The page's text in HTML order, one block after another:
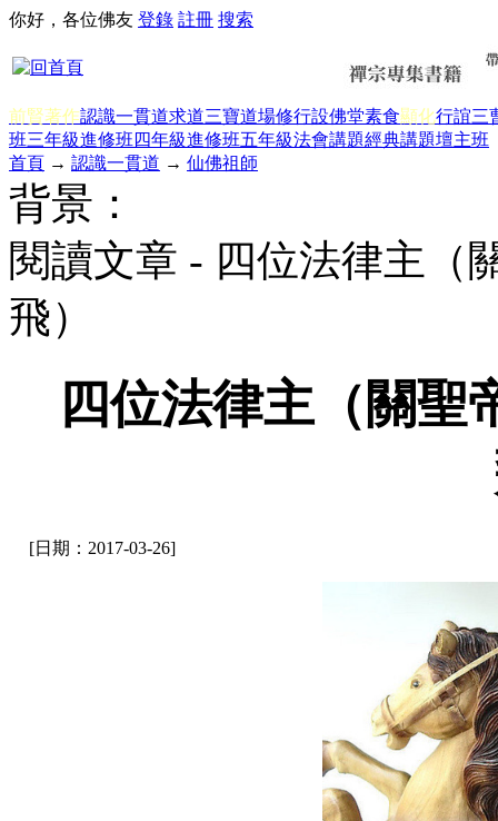
你好，各位佛友 登錄 註冊 搜索
前賢著作認識一貫道求道三寶道場修行設佛堂素食顯化行誼三
班三年級進修班四年級進修班五年級法會講題經典講題壇主班
首頁 → 認識一貫道 → 仙佛祖師
背景：
閱讀文章 - 四位法律主（
飛）
四位法律主（關聖
[日期：2017-03-26]